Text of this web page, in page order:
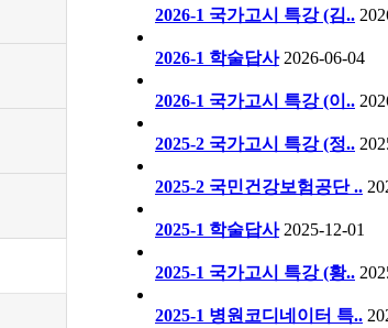
2026-1 국가고시 특강 (김..
2026-1 학술답사 2026-06-04
2026-1 국가고시 특강 (이..
2025-2 국가고시 특강 (정..
2025-2 국민건강보험공단 ..
2025-1 학술답사 2025-12-01
2025-1 국가고시 특강 (황..
2025-1 병원코디네이터 특..